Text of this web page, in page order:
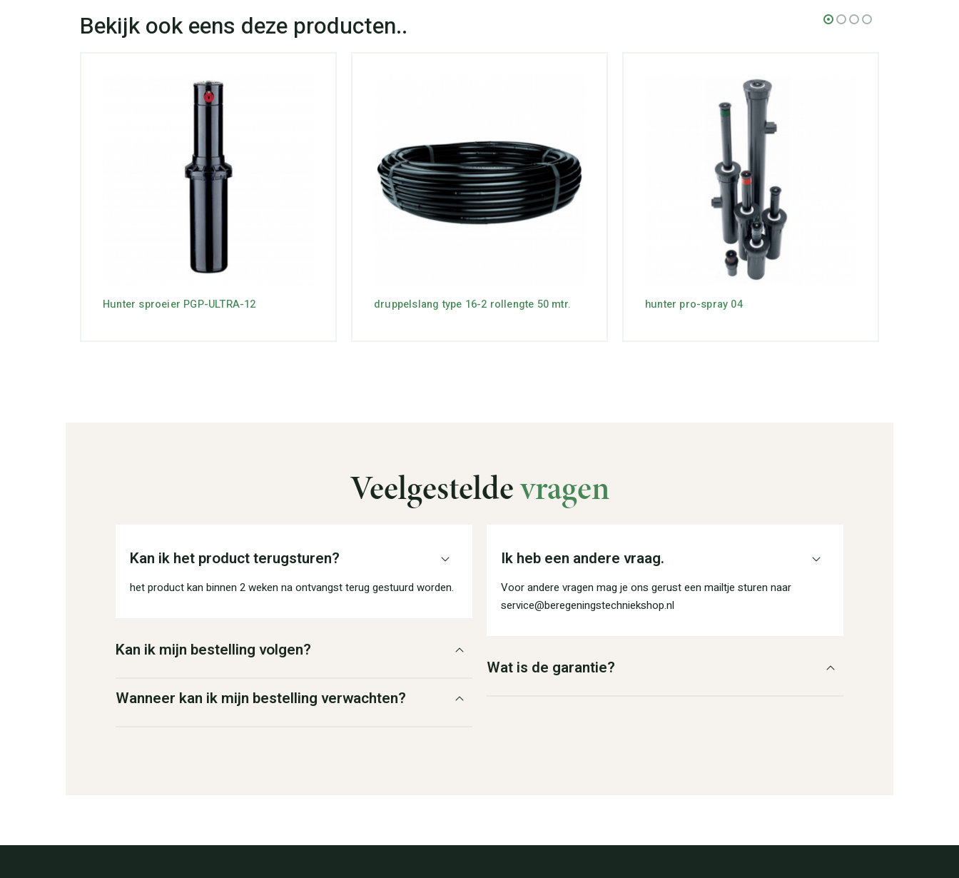
Hunter sproeier PGP-ULTRA-12 druppelslang type 16-2 rollengte 50 mtr. hunter pro-spray 04
Veelgesteldevragen
Kan ik het product terugsturen?
het product kan binnen 2 weken na ontvangst terug gestuurd worden.
Kan ik mijn bestelling volgen?
Wanneer kan ik mijn bestelling verwachten?
Ik heb een andere vraag.
Voor andere vragen mag je ons gerust een mailtje sturen naar
service@beregeningstechniekshop.nl
Wat is de garantie?